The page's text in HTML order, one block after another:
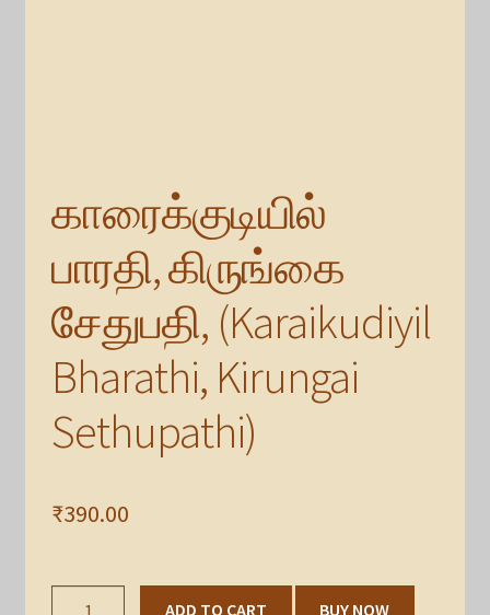
காரைக்குடியில்
பாரதி, கிருங்கை
சேதுபதி, (Karaikudiyil
Bharathi, Kirungai
Sethupathi)
₹390.00
ADD TO CART BUY NOW